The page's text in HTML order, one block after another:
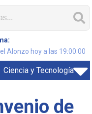
Alonzo hoy a las 19:00:00
Ciencia y Tecnología
de